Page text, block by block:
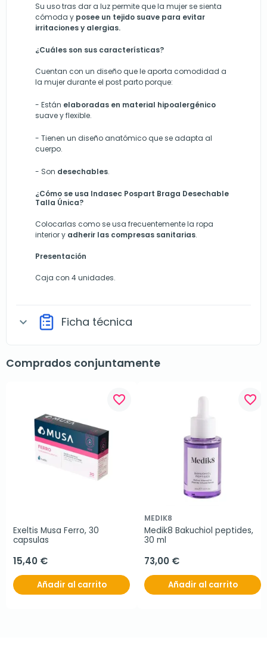
Su uso tras dar a luz permite que la mujer se sienta
cómoda y posee un tejido suave para evitar
irritaciones y alergias.
¿Cuáles son sus características?
Cuentan con un diseño que le aporta comodidad a
la mujer durante el post parto porque:
- Están elaboradas en material hipoalergénico
suave y flexible.
- Tienen un diseño anatómico que se adapta al
cuerpo.
- Son desechables.
¿Cómo se usa Indasec Pospart Braga Desechable
Talla Única?
Colocarlas como se usa frecuentemente la ropa
interior y adherir las compresas sanitarias.
Presentación
Caja con 4 unidades.
expand_more Ficha técnica
Comprados conjuntamente
favorite_border
Exeltis Musa Ferro, 30
capsulas
15,40 €
Añadir al carrito
favorite_border
MEDIK8
Medik8 Bakuchiol peptides,
30 ml
73,00 €
Añadir al carrito